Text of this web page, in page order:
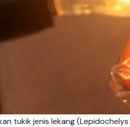
tukik jenis lekang